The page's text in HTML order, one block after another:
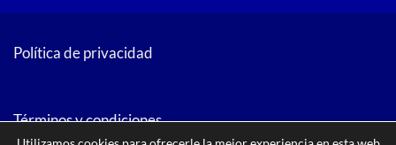
Política de privacidad
Términos y condiciones